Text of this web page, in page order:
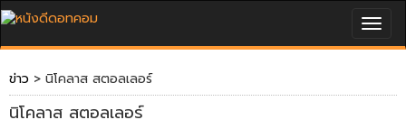
ข่าว > นิโคลาส สตอลเลอร์
นิโคลาส สตอลเลอร์